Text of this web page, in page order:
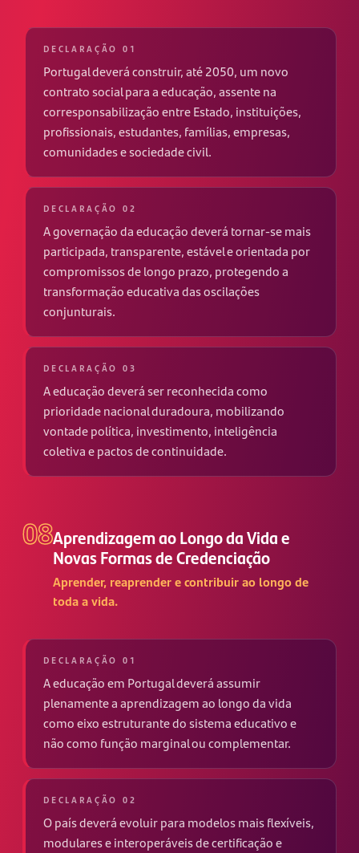
DECLARAÇÃO 01
Portugal deverá construir, até 2050, um novo
contrato social para a educação, assente na
corresponsabilização entre Estado, instituições,
profissionais, estudantes, famílias, empresas,
comunidades e sociedade civil.
DECLARAÇÃO 02
A governação da educação deverá tornar-se mais
participada, transparente, estável e orientada por
compromissos de longo prazo, protegendo a
transformação educativa das oscilações
conjunturais.
DECLARAÇÃO 03
A educação deverá ser reconhecida como
prioridade nacional duradoura, mobilizando
vontade política, investimento, inteligência
coletiva e pactos de continuidade.
08Aprendizagem ao Longo da Vida e
Novas Formas de Credenciação
Aprender, reaprender e contribuir ao longo de
toda a vida.
DECLARAÇÃO 01
A educação em Portugal deverá assumir
plenamente a aprendizagem ao longo da vida
como eixo estruturante do sistema educativo e
não como função marginal ou complementar.
DECLARAÇÃO 02
O país deverá evoluir para modelos mais flexíveis,
modulares e interoperáveis de certificação e